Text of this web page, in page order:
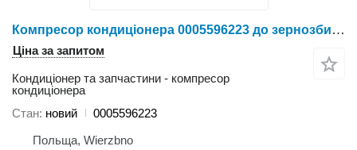
Компресор кондиціонера 0005596223 до зернозбирального комбайна Claas Lexion
Ціна за запитом
Кондиціонер та запчастини - компресор
кондиціонера
Стан новий
0005596223
Польща, Wierzbno